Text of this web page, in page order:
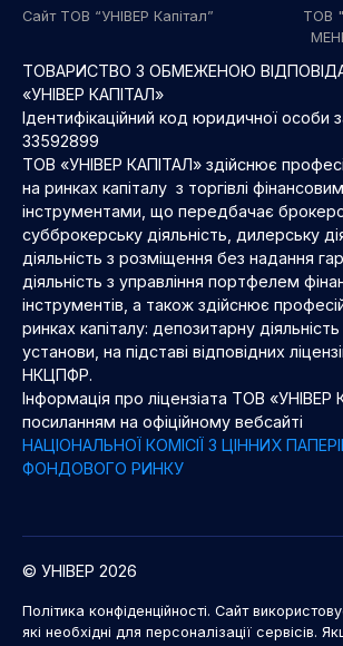
Сайт ТОВ “УНІВЕР Капітал”
ТОВ
ТОВАРИСТВО З ОБМЕЖЕНОЮ
«УНІВЕР КАПІТАЛ»
Ідентифікаційний код юридичної
33592899
ТОВ «УНІВЕР КАПІТАЛ» здійснює
на ринках капіталу з торгівлі
інструментами, що передбачає
субброкерську діяльність, дилерську
діяльність з розміщення без надання
діяльність з управління портфелем
інструментів, а також здійснює
ринках капіталу: депозитарну
установи, на підставі відповідних
НКЦПФР.
Інформація про ліцензіата ТОВ «УНІВЕР
посиланням на офіційному вебсайті
НАЦІОНАЛЬНОЇ КОМІСІЇ З ЦІННИХ
ФОНДОВОГО РИНКУ
© УНІВЕР 2026
Політика конфіденційності. Сайт
які необхідні для персоналізації сервісів.